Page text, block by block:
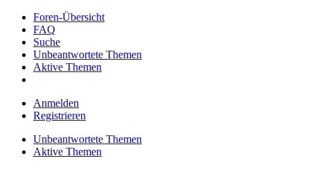
Foren-Übersicht
FAQ
Suche
Unbeantwortete Themen
Aktive Themen
Anmelden
Registrieren
Unbeantwortete Themen
Aktive Themen